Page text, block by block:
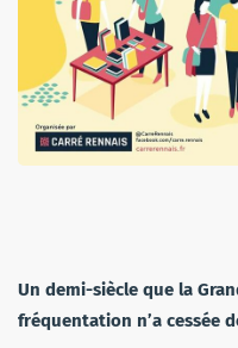
Un demi-siècle que la
fréquentation n’a cessée